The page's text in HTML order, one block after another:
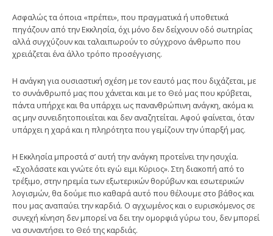
Ασφαλώς τα όποια «πρέπει», που πραγματικά ή υποθετικά
πηγάζουν από την Εκκλησία, όχι μόνο δεν δείχνουν οδό σωτηρίας
αλλά συγχύζουν και ταλαιπωρούν το σύγχρονο άνθρωπο που
χρειάζεται ένα άλλο τρόπο προσέγγισης.
Η ανάγκη για ουσιαστική σχέση με τον εαυτό μας που διχάζεται, με
το συνάνθρωπό μας που χάνεται και με το Θεό μας που κρύβεται,
πάντα υπήρχε και θα υπάρχει ως πανανθρώπινη ανάγκη, ακόμα κι
ας μην συνειδητοποιείται και δεν αναζητείται. Αφού φαίνεται, όταν
υπάρχει η χαρά και η πληρότητα που γεμίζουν την ύπαρξή μας.
Η Εκκλησία μπροστά σ’ αυτή την ανάγκη προτείνει την ησυχία.
«Σχολάσατε και γνώτε ότι εγώ ειμι Κύριος». Στη διακοπή από το
τρέξιμο, στην ηρεμία των εξωτερικών θορύβων και εσωτερικών
λογισμών, θα δούμε πιο καθαρά αυτό που θέλουμε στο βάθος και
που μας αναπαύει την καρδιά. Ο αγχωμένος και ο ευρισκόμενος σε
συνεχή κίνηση δεν μπορεί να δει την ομορφιά γύρω του, δεν μπορεί
να συναντήσει το Θεό της καρδιάς.